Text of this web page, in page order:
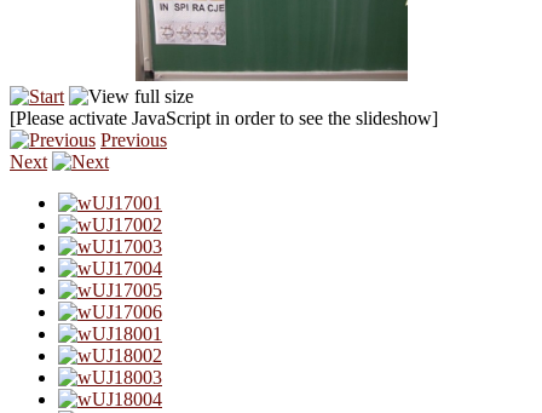
[Please activate JavaScript in order to see the slideshow]
Previous
Next